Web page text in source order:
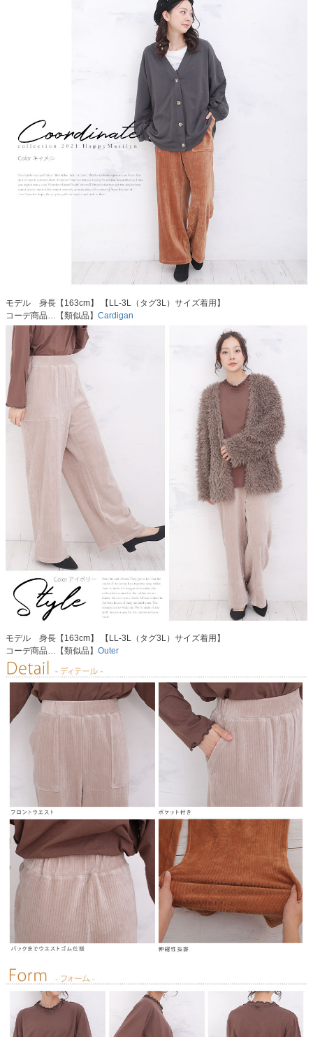
モデル 身長【163cm】 【LL-3L（タグ3L）サイズ着用】
コーデ商品…【類似品】 Cardigan
モデル 身長【163cm】 【LL-3L（タグ3L）サイズ着用】
コーデ商品…【類似品】 Outer